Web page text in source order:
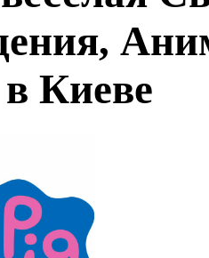
Киеве